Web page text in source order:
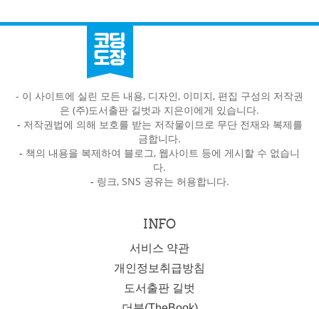
- 이 사이트에 실린 모든 내용, 디자인, 이미지, 편집 구성의 저작권
은 (주)도서출판 길벗과 지은이에게 있습니다.
- 저작권법에 의해 보호를 받는 저작물이므로 무단 전재와 복제를
금합니다.
- 책의 내용을 복제하여 블로그, 웹사이트 등에 게시할 수 없습니
다.
- 링크, SNS 공유는 허용합니다.
INFO
서비스 약관
개인정보취급방침
도서출판 길벗